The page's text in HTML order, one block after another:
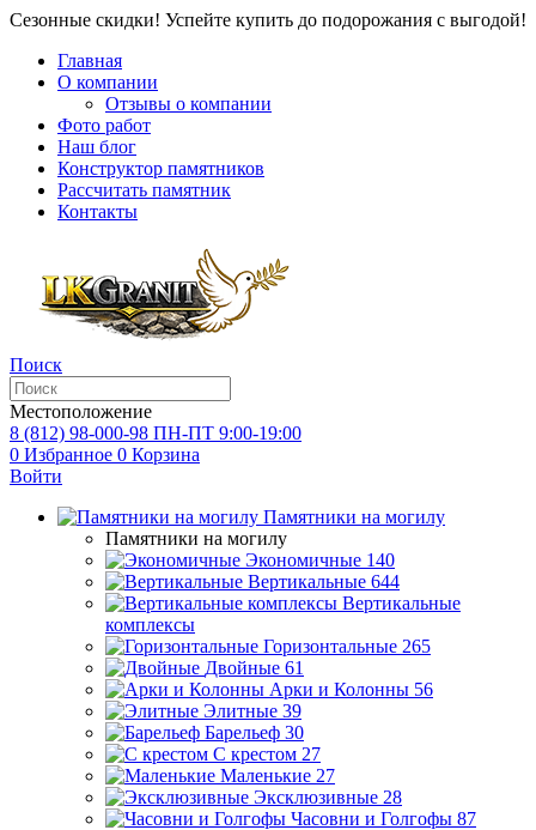
Сезонные скидки! Успейте купить до подорожания с выгодой!
Главная
О компании
Отзывы о компании
Фото работ
Наш блог
Конструктор памятников
Рассчитать памятник
Контакты
Поиск
Местоположение
8 (812) 98-000-98 ПН-ПТ 9:00-19:00
0 Избранное 0 Корзина
Войти
Памятники на могилу
Памятники на могилу
Экономичные 140
Вертикальные 644
Вертикальные
комплексы
Горизонтальные 265
Двойные 61
Арки и Колонны 56
Элитные 39
Барельеф 30
С крестом 27
Маленькие 27
Эксклюзивные 28
Часовни и Голгофы 87